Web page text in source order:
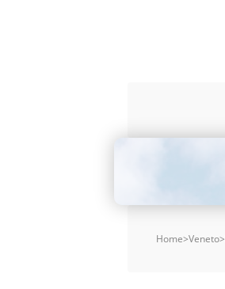
Home>Veneto>